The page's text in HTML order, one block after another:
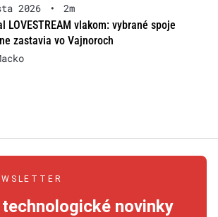
2026 •
2m
LOVESTREAM vlakom: vybrané spoje
zastavia vo Vajnoroch
novinky